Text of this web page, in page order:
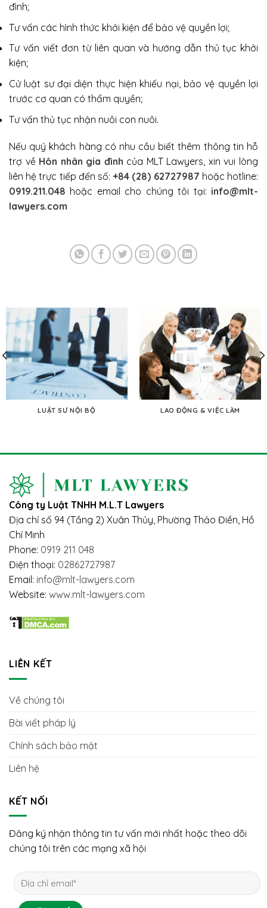
đình;
Tư vấn các hình thức khởi kiện để bảo vệ quyền lợi;
Tư vấn viết đơn từ liên quan và hướng dẫn thủ tục khởi
kiện;
Cử luật sư đại diện thực hiện khiếu nại, bảo vệ quyền lợi
trước cơ quan có thẩm quyền;
Tư vấn thủ tục nhận nuôi con nuôi.
Nếu quý khách hàng có nhu cầu biết thêm thông tin hỗ
trợ về Hôn nhân gia đình của MLT Lawyers, xin vui lòng
liên hệ trực tiếp đến số:+84 (28) 62727987 hoặc hotline:
0919.211.048 hoặc email cho chúng tôi tại: info@mlt-
lawyers.com
LUẬT SƯ NỘI BỘ LAO ĐỘNG & VIỆC LÀM
Công ty Luật TNHH M.L.T Lawyers
Địa chỉ số 94 (Tầng 2) Xuân Thủy, Phường Thảo Điền, Hồ
Chí Minh
Phone: 0919 211 048
Điện thoại: 02862727987
Email: info@mlt-lawyers.com
Website: www.mlt-lawyers.com
LIÊN KẾT
Về chúng tôi
Bài viết pháp lý
Chính sách bảo mật
Liên hệ
KẾT NỐI
Đăng ký nhận thông tin tư vấn mới nhất hoặc theo dõi
chúng tôi trên các mạng xã hội